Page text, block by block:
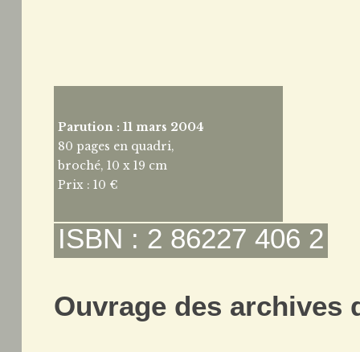
Parution : 11 mars 2004
80 pages en quadri,
broché, 10 x 19 cm
Prix : 10 €
ISBN : 2 86227 406 2
Ouvrage des archives